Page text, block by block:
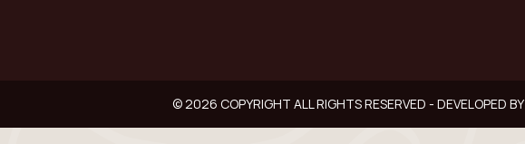
© 2026 COPYRIGHT ALL RIGHTS RESERVED - DEVELOPED BY